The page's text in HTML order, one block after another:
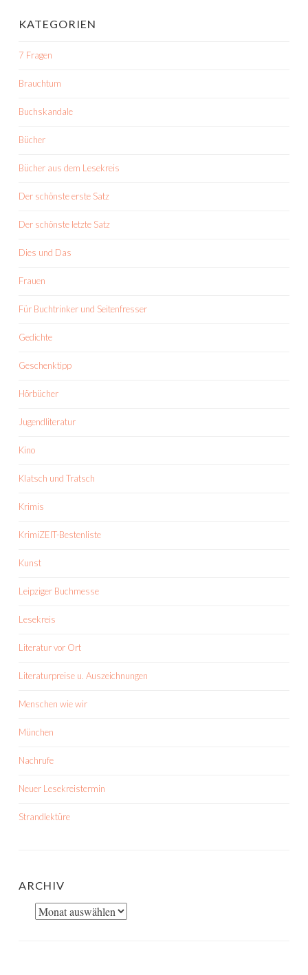
KATEGORIEN
7 Fragen
Brauchtum
Buchskandale
Bücher
Bücher aus dem Lesekreis
Der schönste erste Satz
Der schönste letzte Satz
Dies und Das
Frauen
Für Buchtrinker und Seitenfresser
Gedichte
Geschenktipp
Hörbücher
Jugendliteratur
Kino
Klatsch und Tratsch
Krimis
KrimiZEIT-Bestenliste
Kunst
Leipziger Buchmesse
Lesekreis
Literatur vor Ort
Literaturpreise u. Auszeichnungen
Menschen wie wir
München
Nachrufe
Neuer Lesekreistermin
Strandlektüre
ARCHIV
Archiv